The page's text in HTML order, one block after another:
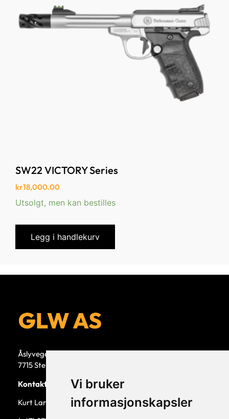
Vi bruker
informasjonskapsler
SW22 VICTORY Series
kr18,000.00
Utsolgt, men kan bestilles
Legg i handlekurv
Åslyvegen 5b
7715 Steinkjer
Kontaktperson
Kurt Larsen, daglig leder.